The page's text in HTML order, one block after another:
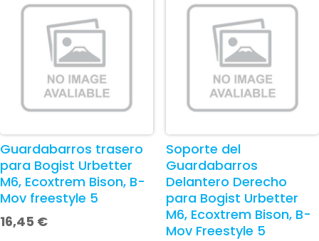
Guardabarros trasero
para Bogist Urbetter
M6, Ecoxtrem Bison, B-
Mov freestyle 5
16,45 €
Soporte del
Guardabarros
Delantero Derecho
para Bogist Urbetter
M6, Ecoxtrem Bison, B-
Mov Freestyle 5